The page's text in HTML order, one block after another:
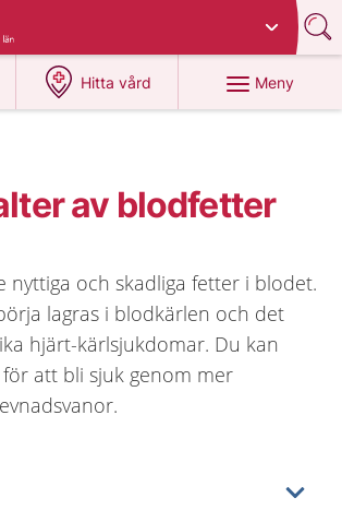
1177region
Hitta vård
på 1177.se
Meny
av blodfetter
nyttiga och skadliga fetter i blodet.
lagras i blodkärlen och det
hjärt-kärlsjukdomar. Du kan
att bli sjuk genom mer